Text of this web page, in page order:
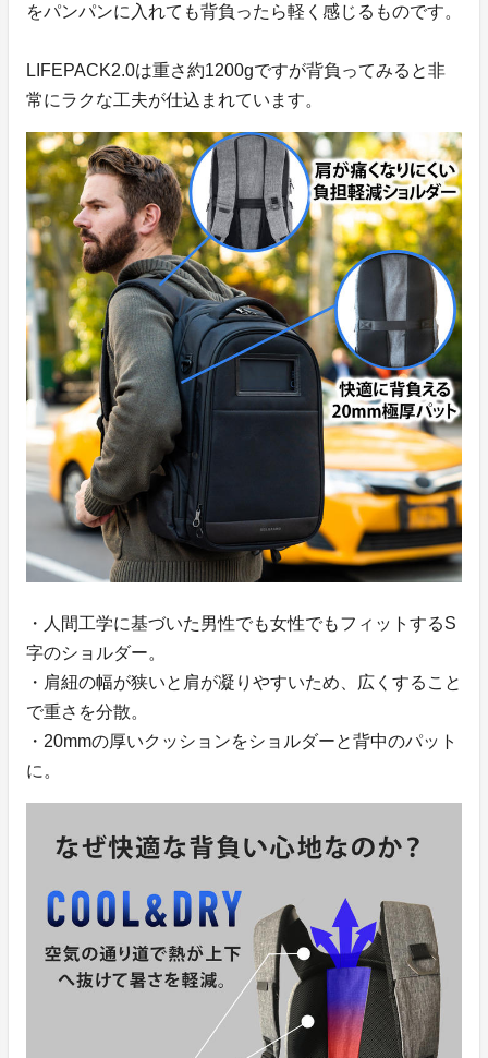
をパンパンに入れても背負ったら軽く感じるものです。
LIFEPACK2.0は重さ約1200gですが背負ってみると非
常にラクな工夫が仕込まれています。
・人間工学に基づいた男性でも女性でもフィットするS
字のショルダー。
・肩紐の幅が狭いと肩が凝りやすいため、広くすること
で重さを分散。
・20mmの厚いクッションをショルダーと背中のパット
に。